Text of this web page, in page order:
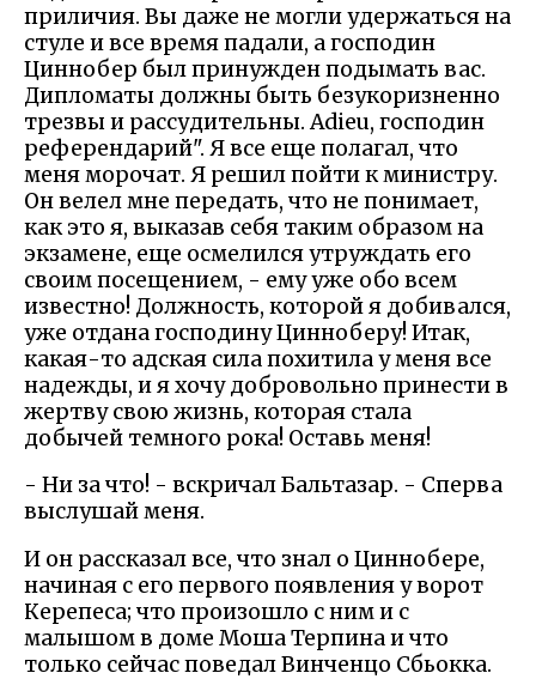
приличия. Вы даже не могли удержаться на
стуле и все время падали, а господин
Циннобер был принужден подымать вас.
Дипломаты должны быть безукоризненно
трезвы и рассудительны. Adieu, господин
референдарий". Я все еще полагал, что
меня морочат. Я решил пойти к министру.
Он велел мне передать, что не понимает,
как это я, выказав себя таким образом на
экзамене, еще осмелился утруждать его
своим посещением, - ему уже обо всем
известно! Должность, которой я добивался,
уже отдана господину Цинноберу! Итак,
какая-то адская сила похитила у меня все
надежды, и я хочу добровольно принести в
жертву свою жизнь, которая стала
добычей темного рока! Оставь меня!
- Ни за что! - вскричал Бальтазар. - Сперва
выслушай меня.
И он рассказал все, что знал о Циннобере,
начиная с его первого появления у ворот
Керепеса; что произошло с ним и с
малышом в доме Моша Терпина и что
только сейчас поведал Винченцо Сбьокка.